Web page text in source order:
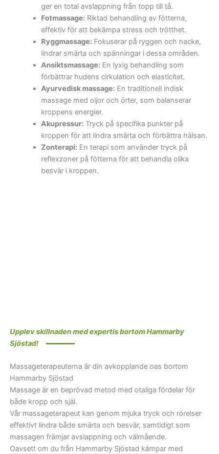
ger en total avslappning från topp till tå.
Fotmassage:Riktad behandling av fötterna,
effektiv för att bekämpa stress och trötthet.
Ryggmassage:Fokuserar på ryggen och nacke,
lindrar smärta och spänningar i dessa områden.
Ansiktsmassage:En lyxig behandling som
förbättrar hudens cirkulation och elasticitet.
Ayurvedisk massage:En traditionell indisk
massage med oljor och örter, som balanserar
kroppens energier.
Akupressur:Tryck på specifika punkter på
kroppen för att lindra smärta och förbättra hälsan.
Zonterapi:En terapi som använder tryck på
reflexzoner på fötterna för att behandla olika
besvär i kroppen.
Upplev skillnaden med expertis bortom Hammarby
Sjöstad!
Massageterapeuterna är din avkopplande oas bortom
Hammarby Sjöstad
Massage är en beprövad metod med otaliga fördelar för
både kropp och själ.
Vår massageterapeut kan genom mjuka tryck och rörelser
effektivt lindra både smärta och besvär, samtidigt som
massagen främjar avslappning och välmående.
Oavsett om du från Hammarby Sjöstad kämpar med